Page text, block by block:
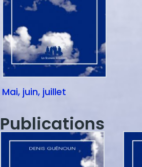
Mai, juin, juillet
Publications